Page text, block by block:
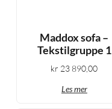
Maddox sofa –
Tekstilgruppe 1
kr 23 890,00
Les mer